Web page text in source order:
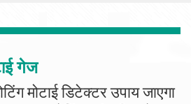
गेज
मोटाई डिटेक्टर उपाय जाएगा